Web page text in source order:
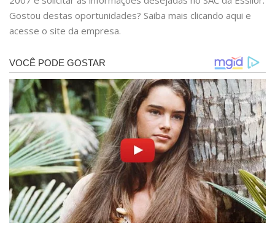
Gostou destas oportunidades? Saiba mais clicando aqui e
acesse o site da empresa.